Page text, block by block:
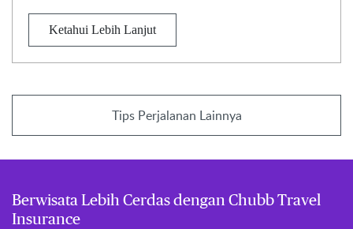
Ketahui Lebih Lanjut
Tips Perjalanan Lainnya
Berwisata Lebih Cerdas dengan Chubb Travel
Insurance